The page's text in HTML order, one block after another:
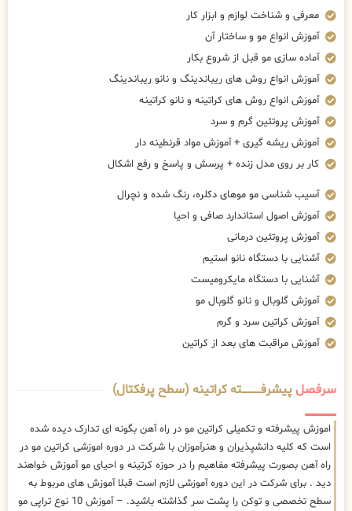
معرفی و شناخت لوازم و ابزار کار
آموزش انواع مو و ساختار آن
آماده سازی مو قبل از شروع بکار
آموزش انواع روش های ریباندینگ و نانو ریباندینگ
آموزش انواع روش های کراتینه و نانو کراتینه
آموزش پروتئین گرم و سرد
آموزش ریشه گیری + آموزش مواد قرنطینه دار
کار بر روی مدل زنده + پرسش و پاسخ و رفع اشکال
آسیب شناسی مو موهای دکلره، رنگ شده و نچرال
آموزش اصول استاندارد صافی و احیا
آموزش پروتئین درمانی
آشنایی با دستگاه نانو استیم
آشنایی با دستگاه مایکرومیست
آموزش گلوبال و نانو گلوبال مو
آموزش کراتین سرد و گرم
آموزش مراقبت های بعد از کراتین
سرفصلپیشرفــــــــــــته کراتینه (سطح پرفکتال)
اموزش پیشرفته و تکمیلی کراتین مو در راه آهن بگونه ای تدارک دیده شده
است که کلیه دانشپذیران و هنرآموزان با شرکت در دوره اموزشی کراتین مو در
راه آهن بصورت پیشرفته مفاهیم را در حوزه کرتینه و احیای مو آموزش خواهند
دید . برای شرکت در این دوره آموزشی لازم است قبلا آموزش های مربوط به
سطح تخصصی و توکن را پشت سر گذاشته باشید. – آموزش 10 نوع تراپی مو